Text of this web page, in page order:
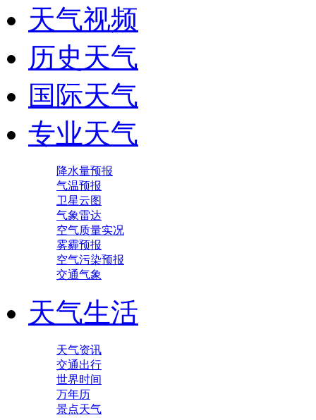
天气视频
历史天气
国际天气
专业天气
降水量预报
气温预报
卫星云图
气象雷达
空气质量实况
雾霾预报
空气污染预报
交通气象
天气生活
天气资讯
交通出行
世界时间
万年历
景点天气